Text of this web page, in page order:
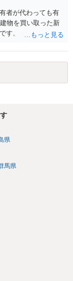
をおすすめしま
者が代わっても有
物を買い取った新
す。 おそらくは、
できなければ断る
県
馬県